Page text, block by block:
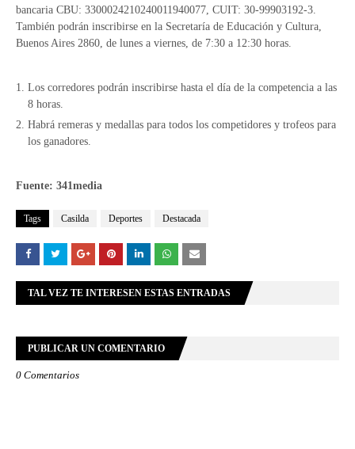
bancaria CBU: 3300024210240011940077, CUIT: 30-99903192-3.
También podrán inscribirse en la Secretaría de Educación y Cultura,
Buenos Aires 2860, de lunes a viernes, de 7:30 a 12:30 horas.
Los corredores podrán inscribirse hasta el día de la competencia a las
8 horas.
Habrá remeras y medallas para todos los competidores y trofeos para
los ganadores.
Fuente: 341media
Tags Casilda Deportes Destacada
TAL VEZ TE INTERESEN ESTAS ENTRADAS
PUBLICAR UN COMENTARIO
0 Comentarios